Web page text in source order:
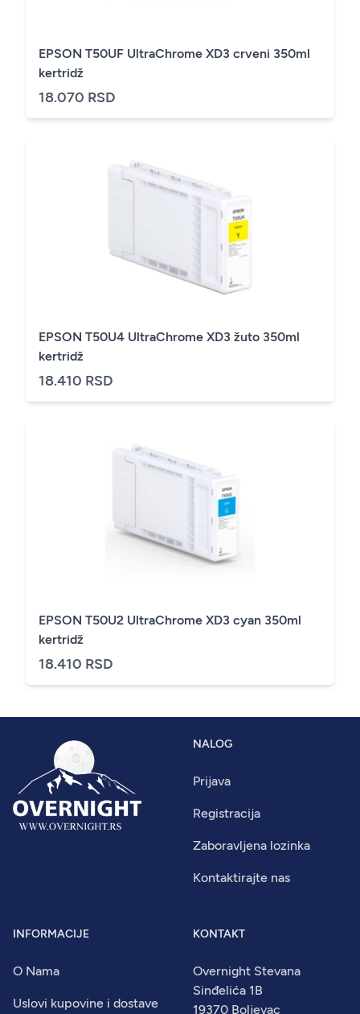
EPSON T50UF UltraChrome XD3 crveni 350ml
kertridž
18.070 RSD
EPSON T50U4 UltraChrome XD3 žuto 350ml
kertridž
18.410 RSD
EPSON T50U2 UltraChrome XD3 cyan 350ml
kertridž
18.410 RSD
NALOG
Prijava
Registracija
Zaboravljena lozinka
Kontaktirajte nas
INFORMACIJE
O Nama
Uslovi kupovine i dostave
KONTAKT
Overnight Stevana
Sinđelića 1B
19370 Boljevac